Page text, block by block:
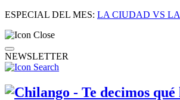
ESPECIAL DEL MES: LA CIUDAD VS
NEWSLETTER